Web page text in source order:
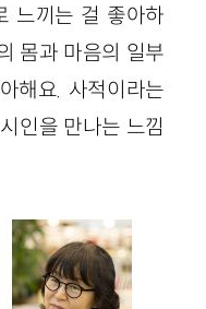
느끼는 걸 좋아하
몸과 마음의 일부
해요. 사적이라는
인을 만나는 느낌